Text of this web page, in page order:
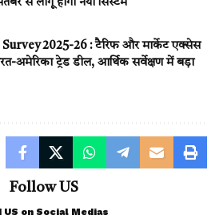
से लागू होगा नया सिस्टम
2025-26 : टैरिफ और मार्केट एक्सेस
अमेरिका ट्रेड डील, आर्थिक सर्वेक्षण में बड़ा
Follow US
US on Social Medias